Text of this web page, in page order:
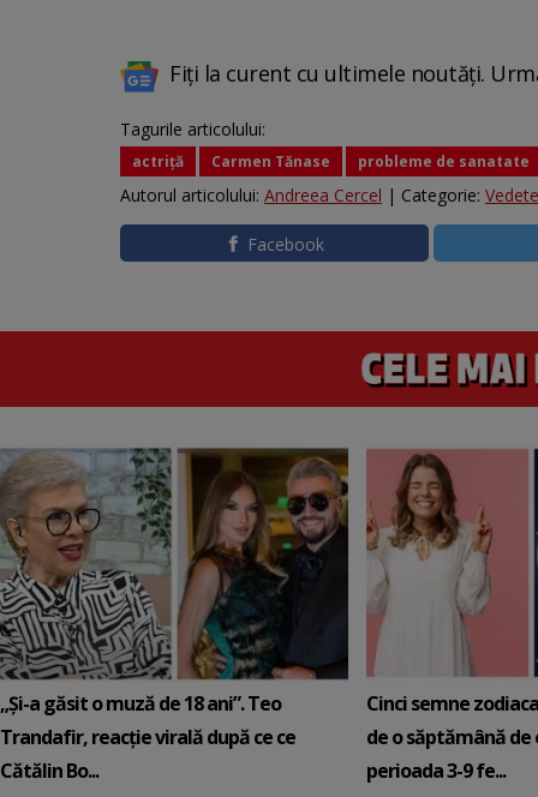
Fiți la curent cu ultimele noutăți.
Tagurile articolului:
actriță Carmen Tănase probleme de sanatate
Autorul articolului: Andreea Cercel | Categorie: Vedete
Facebook
„Și-a găsit o muză de 18 ani”. Teo
Trandafir, reacție virală după ce ce
Cătălin Bo...
Cinci semne
de o săptămână de
perioada 3-9 fe...